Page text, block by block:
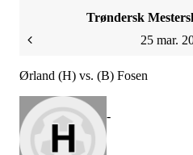
Trøndersk
25 mar.
Ørland (H) vs. (B) Fosen
-